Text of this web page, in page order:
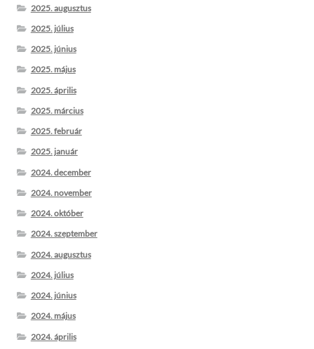
2025. augusztus
2025. július
2025. június
2025. május
2025. április
2025. március
2025. február
2025. január
2024. december
2024. november
2024. október
2024. szeptember
2024. augusztus
2024. július
2024. június
2024. május
2024. április